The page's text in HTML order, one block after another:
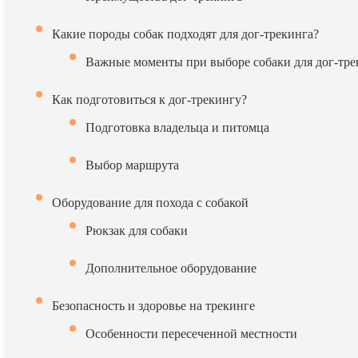
Какие породы собак подходят для дог-трекинга?
Важные моменты при выборе собаки для дог-
Как подготовиться к дог-трекингу?
Подготовка владельца и питомца
Выбор маршрута
Оборудование для похода с собакой
Рюкзак для собаки
Дополнительное оборудование
Безопасность и здоровье на трекинге
Особенности пересеченной местности